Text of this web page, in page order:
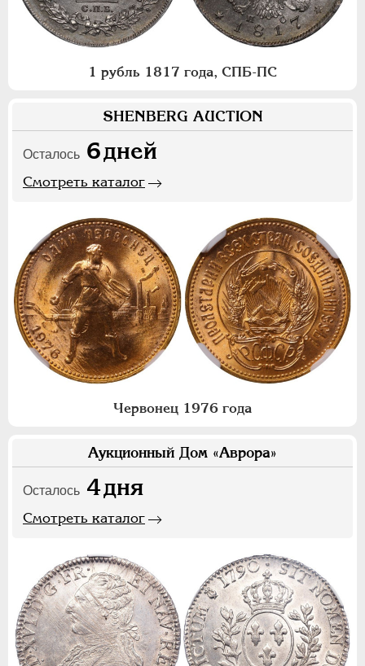
1 рубль 1817 года, СПБ-ПС
SHENBERG AUCTION
Осталось 6дней
Смотреть каталог
Червонец 1976 года
Аукционный Дом «Аврора»
Осталось 4дня
Смотреть каталог